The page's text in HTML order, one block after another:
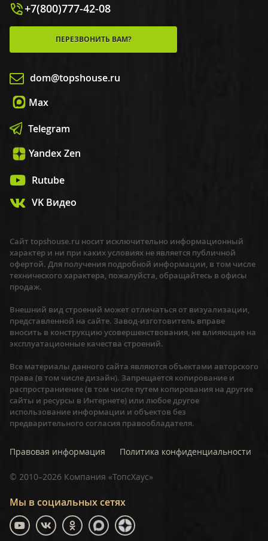
+7(800)777-42-08
ПЕРЕЗВОНИТЬ ВАМ?
dom@topshouse.ru
Max
Telegram
Yandex Zen
Rutube
VK Видео
Мы в социальных сетях
Сайт topshouse.ru носит исключительно информационный
характер и ни при каких условиях не является публичной
офертой. Для получения подробной информации, в том числе
технического характера, пожалуйста, обращайтесь в офисы
продаж.
Внешний вид строений может отличаться от визуализации,
представленной на сайте. Завод-изготовитель вправе
вносить в конструкцию усовершенствования, не влияющие на
эксплуатационные качества строений.
Все материалы данного сайта являются объектами авторского
права (в том числе дизайн). Запрещается копирование и
распространиение (в том числе путем копирования на другие
сайты и ресурсы в Интернете) или любое другое
использование информации и объектов без
предварительного согласия правообладателя.
Правовая информация Политика конфиденциальности
© 2010–2026 Компания «ТопсХаус»